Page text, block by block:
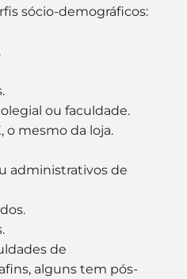
sócio-demográficos:
ou faculdade.
o mesmo da loja.
administrativos de
de
alguns tem pós-